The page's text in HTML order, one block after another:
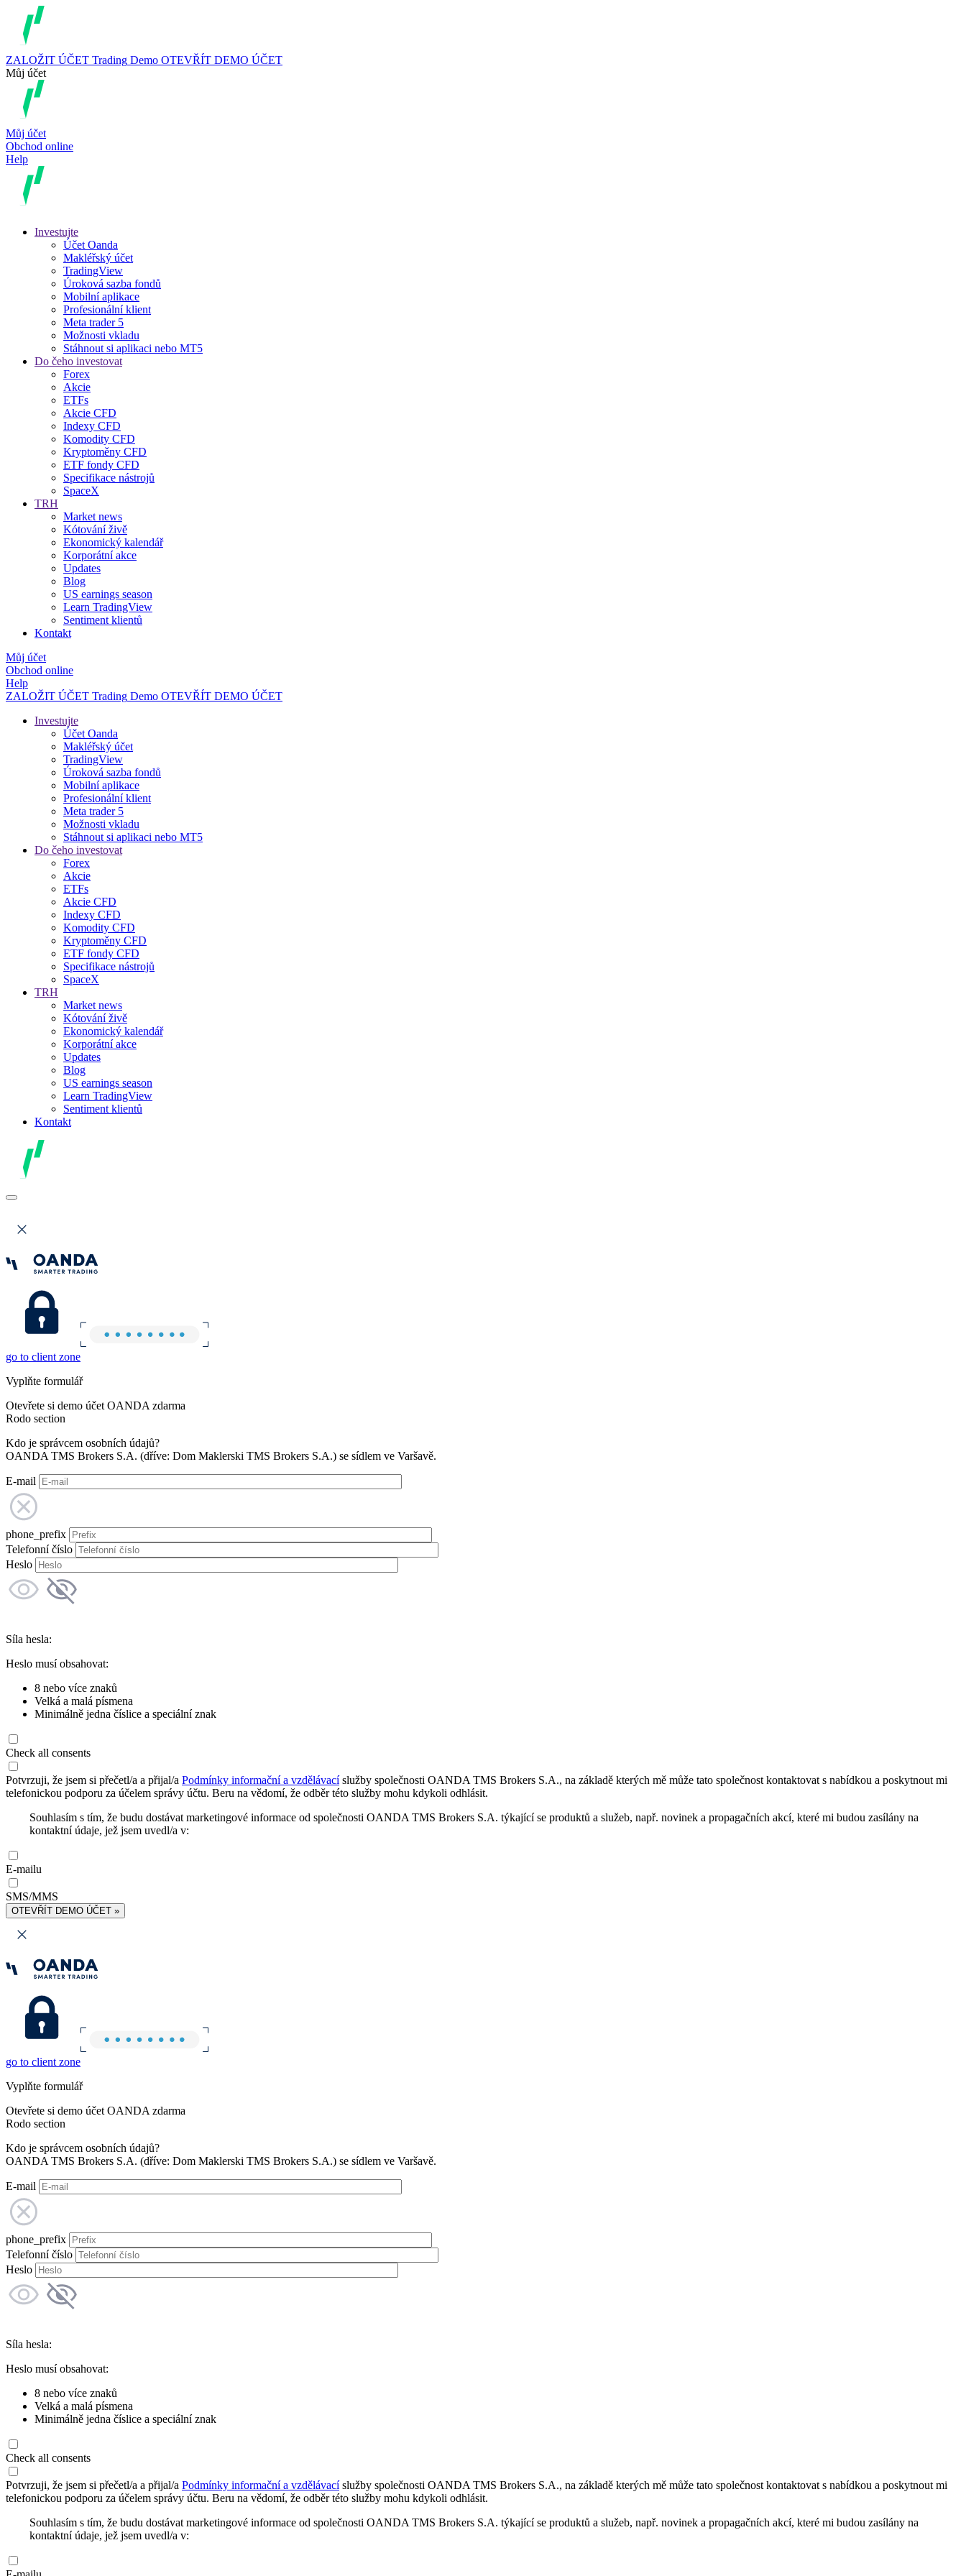
ZALOŽIT ÚČET Trading Demo OTEVŘÍT DEMO ÚČET
Můj účet
Můj účet
Obchod online
Help
Investujte
Účet Oanda
Makléřský účet
TradingView
Úroková sazba fondů
Mobilní aplikace
Profesionální klient
Meta trader 5
Možnosti vkladu
Stáhnout si aplikaci nebo MT5
Do čeho investovat
Forex
Akcie
ETFs
Akcie CFD
Indexy CFD
Komodity CFD
Kryptoměny CFD
ETF fondy CFD
Specifikace nástrojů
SpaceX
TRH
Market news
Kótování živě
Ekonomický kalendář
Korporátní akce
Updates
Blog
US earnings season
Learn TradingView
Sentiment klientů
Kontakt
Můj účet
Obchod online
Help
ZALOŽIT ÚČET Trading Demo OTEVŘÍT DEMO ÚČET
Investujte
Účet Oanda
Makléřský účet
TradingView
Úroková sazba fondů
Mobilní aplikace
Profesionální klient
Meta trader 5
Možnosti vkladu
Stáhnout si aplikaci nebo MT5
Do čeho investovat
Forex
Akcie
ETFs
Akcie CFD
Indexy CFD
Komodity CFD
Kryptoměny CFD
ETF fondy CFD
Specifikace nástrojů
SpaceX
TRH
Market news
Kótování živě
Ekonomický kalendář
Korporátní akce
Updates
Blog
US earnings season
Learn TradingView
Sentiment klientů
Kontakt
go to client zone
Vyplňte formulář
Otevřete si demo účet OANDA zdarma
Rodo section
Kdo je správcem osobních údajů?
OANDA TMS Brokers S.A. (dříve: Dom Maklerski TMS Brokers S.A.) se sídlem ve Varšavě.
E-mail
phone_prefix
Telefonní číslo
Heslo
Síla hesla:
Heslo musí obsahovat:
8 nebo více znaků
Velká a malá písmena
Minimálně jedna číslice a speciální znak
Check all consents
Potvrzuji, že jsem si přečetl/a a přijal/a Podmínky informační a vzdělávacíslužby společnosti OANDA TMS Brokers S.A., na základě kterých mě může tato společnost kontaktovat s nabídkou a poskytnout mi
telefonickou podporu za účelem správy účtu. Beru na vědomí, že odběr této služby mohu kdykoli odhlásit.
Souhlasím s tím, že budu dostávat marketingové informace od společnosti OANDA TMS Brokers S.A. týkající se produktů a služeb, např. novinek a propagačních akcí, které mi budou zasílány na
kontaktní údaje, jež jsem uvedl/a v:
E-mailu
SMS/MMS
OTEVŘÍT DEMO ÚČET »
go to client zone
Vyplňte formulář
Otevřete si demo účet OANDA zdarma
Rodo section
Kdo je správcem osobních údajů?
OANDA TMS Brokers S.A. (dříve: Dom Maklerski TMS Brokers S.A.) se sídlem ve Varšavě.
E-mail
phone_prefix
Telefonní číslo
Heslo
Síla hesla:
Heslo musí obsahovat:
8 nebo více znaků
Velká a malá písmena
Minimálně jedna číslice a speciální znak
Check all consents
Potvrzuji, že jsem si přečetl/a a přijal/a Podmínky informační a vzdělávacíslužby společnosti OANDA TMS Brokers S.A., na základě kterých mě může tato společnost kontaktovat s nabídkou a poskytnout mi
telefonickou podporu za účelem správy účtu. Beru na vědomí, že odběr této služby mohu kdykoli odhlásit.
Souhlasím s tím, že budu dostávat marketingové informace od společnosti OANDA TMS Brokers S.A. týkající se produktů a služeb, např. novinek a propagačních akcí, které mi budou zasílány na
kontaktní údaje, jež jsem uvedl/a v: